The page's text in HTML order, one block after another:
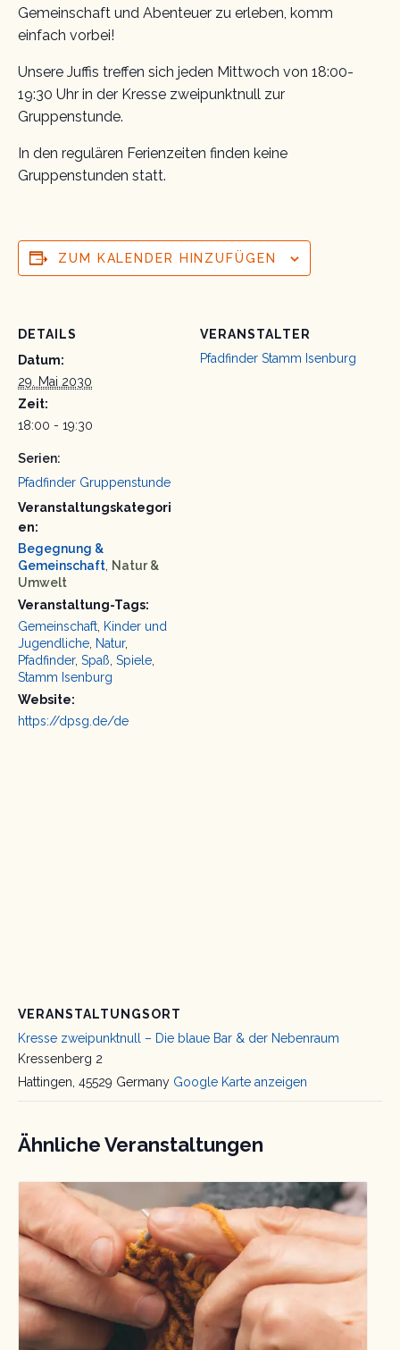
Gemeinschaft und Abenteuer zu erleben, komm
einfach vorbei!
Unsere Juffis treffen sich jeden Mittwoch von 18:00-
19:30 Uhr in der Kresse zweipunktnull zur
Gruppenstunde.
In den regulären Ferienzeiten finden keine
Gruppenstunden statt.
ZUM KALENDER HINZUFÜGEN
DETAILS
Datum:
29. Mai 2030
Zeit:
18:00 - 19:30
Serien:
Pfadfinder Gruppenstunde
Veranstaltungskategori
en:
Begegnung &
Gemeinschaft Natur &
Umwelt
Veranstaltung-Tags:
Gemeinschaft Kinder und
Jugendliche Natur,
Pfadfinder, Spaß Spiele
Stamm Isenburg
Website:
https://dpsg.de/de
VERANSTALTER
Pfadfinder Stamm Isenburg
VERANSTALTUNGSORT
Kresse zweipunktnull – Die blaue Bar & der Nebenraum
Kressenberg 2
Hattingen 45529 Germany Google Karte anzeigen
Ähnliche Veranstaltungen